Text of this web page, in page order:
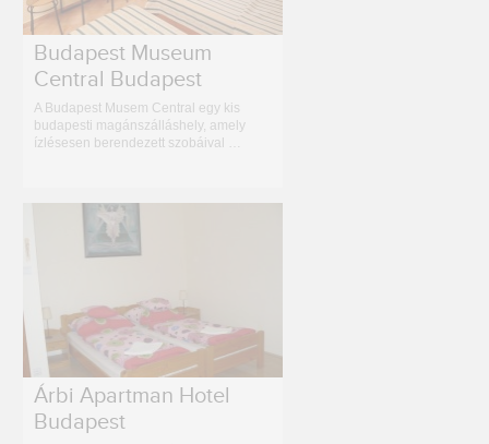
Budapest Museum
Central Budapest
A Budapest Musem Central egy kis
budapesti magánszálláshely, amely
ízlésesen berendezett szobáival …
Árbi Apartman Hotel
Budapest